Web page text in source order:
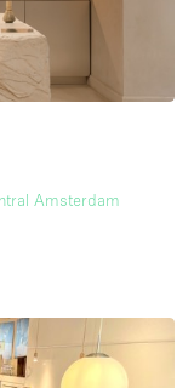
Amsterdam